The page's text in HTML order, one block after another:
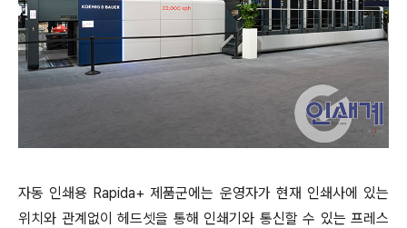
자동 인쇄용 Rapida+ 제품군에는 운영자가 현재 인쇄사에 있는
위치와 관계없이 헤드셋을 통해 인쇄기와 통신할 수 있는 프레스